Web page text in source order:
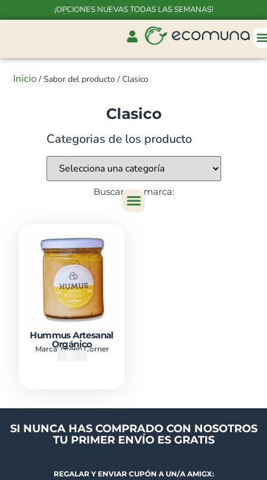
¡OPCIONES NUEVAS TODAS LAS SEMANAS!
Inicio / Sabor del producto / Clasico
Clasico
Categorias de los producto
Buscar por marca:
Hummus Artesanal
Orgánico
Marca:Green Corner
SI NUNCA HAS COMPRADO CON NOSOTROS
TU PRIMER ENVÍO ES GRATIS
REGALAR Y ENVIAR CUPÓN A UN/A AMIGX: